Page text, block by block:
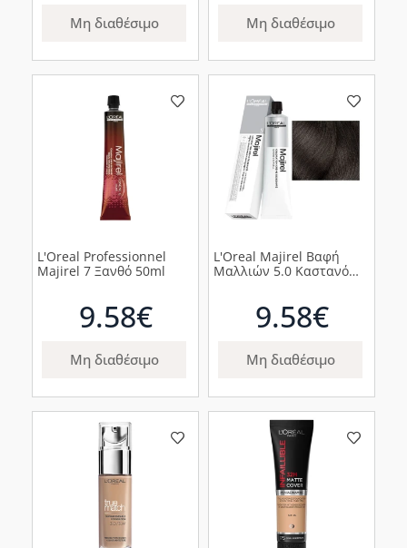
Μη διαθέσιμο Μη διαθέσιμο
L'Oreal Professionnel
Majirel 7 Ξανθό 50ml
9.58€
Μη διαθέσιμο
L'Oreal Majirel Βαφή
Μαλλιών 5.0 Καστανό
9.58€
Μη διαθέσιμο